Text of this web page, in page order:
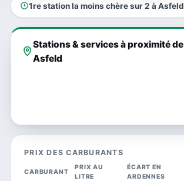
1re station la moins chère sur 2 à Asfeld
Stations & services à proximité de
Asfeld
PRIX DES CARBURANTS
CARBURANT
PRIX AU
LITRE
ÉCART EN
ARDENNES